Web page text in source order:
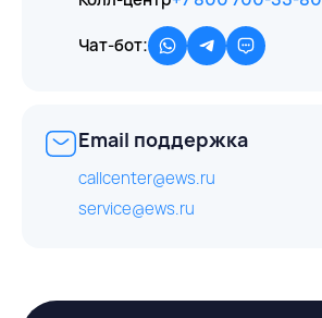
Чат-бот:
Email поддержка
callcenter@ews.ru
service@ews.ru